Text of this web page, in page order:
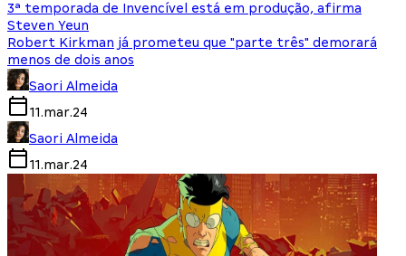
3ª temporada de Invencível está em produção, afirma
Steven Yeun
Robert Kirkman já prometeu que "parte três" demorará
menos de dois anos
Saori Almeida
11.mar.24
Saori Almeida
11.mar.24